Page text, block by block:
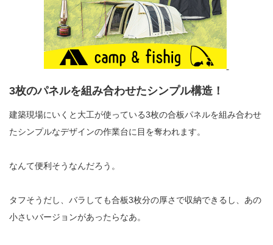
3枚のパネルを組み合わせたシンプル構造！
建築現場にいくと大工が使っている3枚の合板パネルを組み合わせ
たシンプルなデザインの作業台に目を奪われます。
なんて便利そうなんだろう。
タフそうだし、バラしても合板3枚分の厚さで収納できるし、あの
小さいバージョンがあったらなあ。